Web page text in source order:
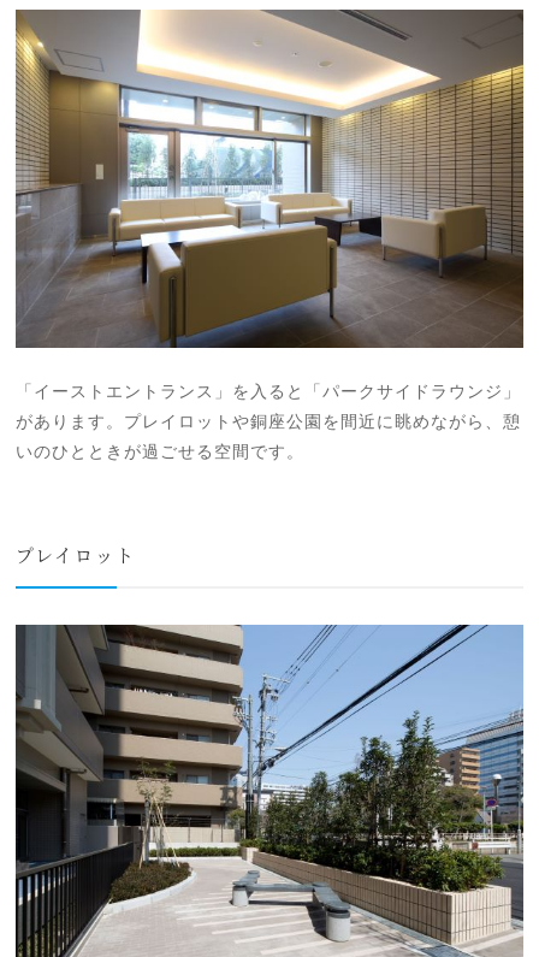
「イーストエントランス」を入ると「パークサイドラウンジ」
があります。プレイロットや銅座公園を間近に眺めながら、憩
いのひとときが過ごせる空間です。
プレイロット